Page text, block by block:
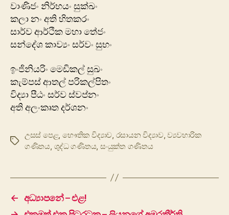
වාණිජං නිර්භයං සුක්ඛං
කලා නං අති හිතකරං
සාර්ව ආර්ථික මහා තේජං
සන්දේශ කාව්‍යං සර්වං සුභං
ඉංජිනියරිං මෙඩිකල් සුඛං
කැම්පස් ආතල් පරිකල්පිතං
විද්‍යා පීඨං සර්ව ස්වප්නං
අති අලංකෘත දර්ශනං
Tags
උසස් පෙළ භෞතික විද්‍යාව රසායන විද්‍යාව,ව්‍යවහාරික
ගණිතය ශුද්ධ ගණිතය සංයුක්ත ගණිතය
← අධ්‍යාපනේ – එළ!